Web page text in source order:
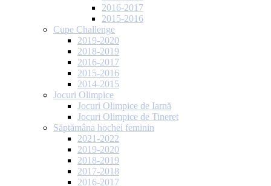
2016-2017
2015-2016
Cupe Challenge
2019-2020
2018-2019
2016-2017
2015-2016
2014-2015
Jocuri Olimpice
Jocuri Olimpice de Iarnă
Jocuri Olimpice de Tineret
Săptămâna hochei feminin
2021-2022
2019-2020
2018-2019
2017-2018
2016-2017